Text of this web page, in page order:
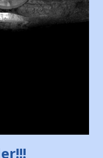
bir kız çocuğu
Kulübü
etrafına bakıyor.
Demirspor’un 4
1973 – 1975
girdiği